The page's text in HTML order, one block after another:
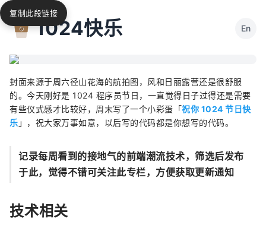
1024快乐 En
封面来源于周六径山花海的航拍图，风和日丽露营还是很舒服
的。今天刚好是 1024 程序员节日，一直觉得日子过得还是需要
有些仪式感才比较好，周末写了一个小彩蛋「祝你 1024 节日快
乐 」，祝大家万事如意，以后写的代码都是你想写的代码。
记录每周看到的接地气的前端潮流技术，筛选后发布
于此，觉得不错可关注此专栏，方便获取更新通知
技术相关
复制此段链接